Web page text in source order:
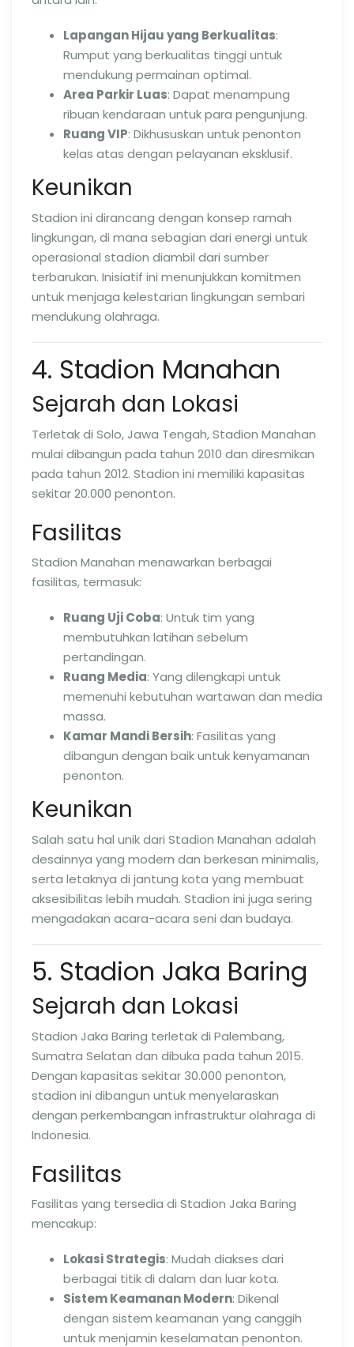
Lapangan Hijau yang Berkualitas:
Rumput yang berkualitas tinggi untuk
mendukung permainan optimal.
Area Parkir Luas: Dapat menampung
ribuan kendaraan untuk para pengunjung.
Ruang VIP: Dikhususkan untuk penonton
kelas atas dengan pelayanan eksklusif.
Keunikan
Stadion ini dirancang dengan konsep ramah
lingkungan, di mana sebagian dari energi untuk
operasional stadion diambil dari sumber
terbarukan. Inisiatif ini menunjukkan komitmen
untuk menjaga kelestarian lingkungan sembari
mendukung olahraga.
4. Stadion Manahan
Sejarah dan Lokasi
Terletak di Solo, Jawa Tengah, Stadion Manahan
mulai dibangun pada tahun 2010 dan diresmikan
pada tahun 2012. Stadion ini memiliki kapasitas
sekitar 20.000 penonton.
Fasilitas
Stadion Manahan menawarkan berbagai
fasilitas, termasuk:
Ruang Uji Coba: Untuk tim yang
membutuhkan latihan sebelum
pertandingan.
Ruang Media: Yang dilengkapi untuk
memenuhi kebutuhan wartawan dan media
massa.
Kamar Mandi Bersih: Fasilitas yang
dibangun dengan baik untuk kenyamanan
penonton.
Keunikan
Salah satu hal unik dari Stadion Manahan adalah
desainnya yang modern dan berkesan minimalis,
serta letaknya di jantung kota yang membuat
aksesibilitas lebih mudah. Stadion ini juga sering
mengadakan acara-acara seni dan budaya.
5. Stadion Jaka Baring
Sejarah dan Lokasi
Stadion Jaka Baring terletak di Palembang,
Sumatra Selatan dan dibuka pada tahun 2015.
Dengan kapasitas sekitar 30.000 penonton,
stadion ini dibangun untuk menyelaraskan
dengan perkembangan infrastruktur olahraga di
Indonesia.
Fasilitas
Fasilitas yang tersedia di Stadion Jaka Baring
mencakup:
Lokasi Strategis: Mudah diakses dari
berbagai titik di dalam dan luar kota.
Sistem Keamanan Modern: Dikenal
dengan sistem keamanan yang canggih
untuk menjamin keselamatan penonton.